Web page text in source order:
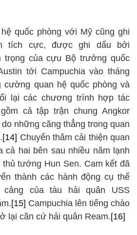
quốc phòng với Mỹ cũng ghi
tích cực, được ghi dấu bởi
trọng của cựu Bộ trưởng quốc
tới Campuchia vào tháng
cường quan hệ quốc phòng và
lại các chương trình hợp tác
cả tập trận chung Angkor
những căng thẳng trong quan
[14] Chuyến thăm cải thiện quan
cả hai bên sau nhiều năm lạnh
tướng Hun Sen. Cam kết đã
thành các hành động cụ thể
cảng của tàu hải quân USS
[15] Campuchia lên tiếng chào
lại căn cứ hải quân Ream.[16]